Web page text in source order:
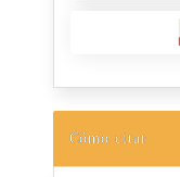
Cómo citar